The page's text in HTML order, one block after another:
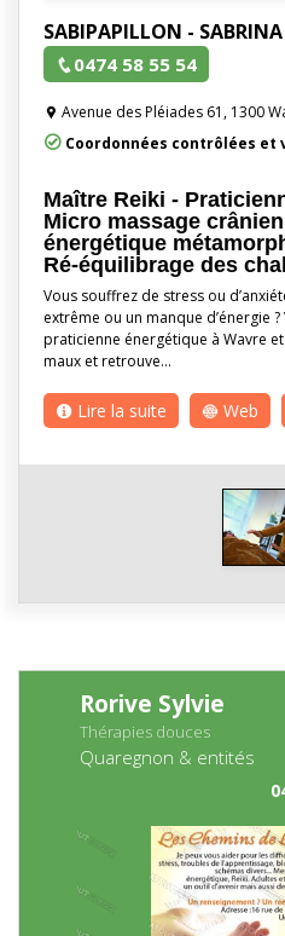
SABIPAPILLON - SABRINA
0474 58 55 54
Avenue des Pléiades 61, 1300
Coordonnées contrôlées et
Maître Reiki -
Micro massage
énergétique
Ré-équilibrage des
Vous souffrez de stress ou
extrême ou un manque d’énergie
praticienne énergétique à Wavre
maux et retrouve…
Lire la suite Web
Rorive Sylvie
Thérapies douces
Quaregnon & entités